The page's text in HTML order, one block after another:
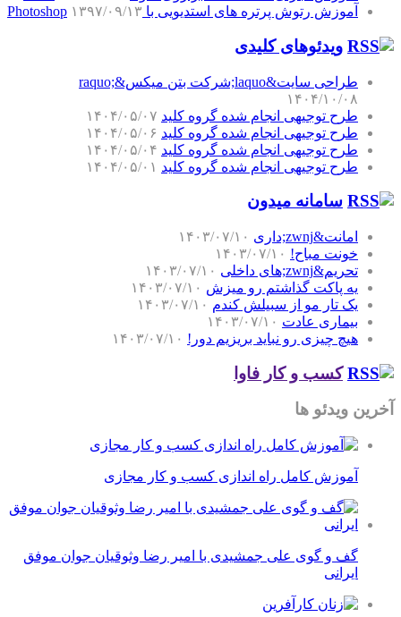
آموزش رتوش پرتره های استدیویی با Photoshop ۱۳۹۷/۰۹/۱۳
ویدئوهای کلیدی
طراحی سایت&laquo;شرکت بتن میکس&raquo;
۱۴۰۴/۱۰/۰۸
طرح توجیهی انجام شده گروه کلید ۱۴۰۴/۰۵/۰۷
طرح توجیهی انجام شده گروه کلید ۱۴۰۴/۰۵/۰۶
طرح توجیهی انجام شده گروه کلید ۱۴۰۴/۰۵/۰۴
طرح توجیهی انجام شده گروه کلید ۱۴۰۴/۰۵/۰۱
سامانه میدون
امانت&zwnj;داری
۱۴۰۳/۰۷/۱۰
خونت مباح! ۱۴۰۳/۰۷/۱۰
تحریم&zwnj;های داخلی
۱۴۰۳/۰۷/۱۰
یه پاکت گذاشتم رو میزش ۱۴۰۳/۰۷/۱۰
یک تار مو از سبیلش کندم ۱۴۰۳/۰۷/۱۰
بیماری عادت ۱۴۰۳/۰۷/۱۰
هیچ چیزی رو نباید بریزیم دور! ۱۴۰۳/۰۷/۱۰
کسب و کار فاوا
آخرین ویدئو ها
آموزش کامل راه اندازی کسب و کار مجازی
گف و گوی علی جمشیدی با امیر رضا وثوقیان جوان موفق
ایرانی